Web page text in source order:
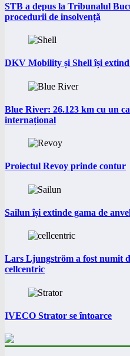
STB a depus la Tribunalul
procedurii de insolvență
DKV Mobility și Shell își
Blue River: 26.123 km cu un
internațional
Proiectul Revoy prinde contur
Sailun își extinde gama de
Lars Ljungström a fost numit
cellcentric
IVECO Strator se întoarce